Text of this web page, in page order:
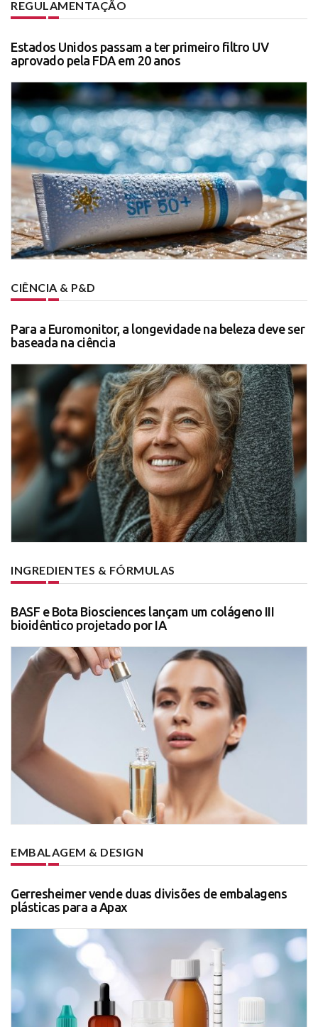
REGULAMENTAÇÃO
Estados Unidos passam a ter primeiro filtro UV
aprovado pela FDA em 20 anos
CIÊNCIA & P&D
Para a Euromonitor, a longevidade na beleza deve ser
baseada na ciência
INGREDIENTES & FÓRMULAS
BASF e Bota Biosciences lançam um colágeno III
bioidêntico projetado por IA
EMBALAGEM & DESIGN
Gerresheimer vende duas divisões de embalagens
plásticas para a Apax